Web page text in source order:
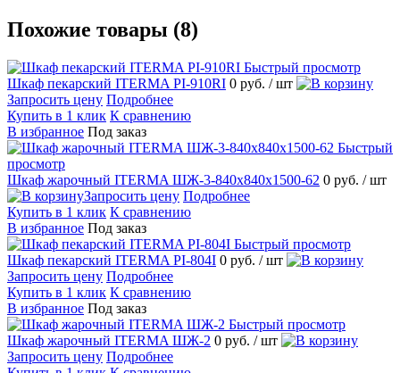
Похожие товары (8)
Быстрый просмотр
Шкаф пекарский ITERMA PI-910RI 0 руб. / шт
Запросить цену Подробнее
Купить в 1 клик К сравнению
В избранное Под заказ
Быстрый
просмотр
Шкаф жарочный ITERMA ШЖ-3-840х840х1500-62 0 руб. / шт
Запросить цену Подробнее
Купить в 1 клик К сравнению
В избранное Под заказ
Быстрый просмотр
Шкаф пекарский ITERMA PI-804I 0 руб. / шт
Запросить цену Подробнее
Купить в 1 клик К сравнению
В избранное Под заказ
Быстрый просмотр
Шкаф жарочный ITERMA ШЖ-2 0 руб. / шт
Запросить цену Подробнее